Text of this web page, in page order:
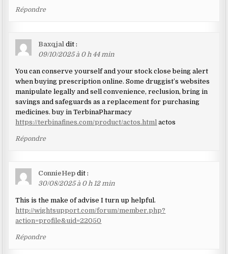
Répondre
Baxqjal dit :
09/10/2025 à 0 h 44 min
You can conserve yourself and your stock close being alert
when buying prescription online. Some druggist’s websites
manipulate legally and sell convenience, reclusion, bring in
savings and safeguards as a replacement for purchasing
medicines. buy in TerbinaPharmacy
https://terbinafines.com/product/actos.html actos
Répondre
ConnieHep dit :
30/08/2025 à 0 h 12 min
This is the make of advise I turn up helpful.
http://wightsupport.com/forum/member.php?
action=profile&uid=22050
Répondre